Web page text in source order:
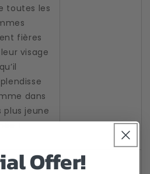
toutes les
fières
visage
dans
plus jeune
!
Offer!